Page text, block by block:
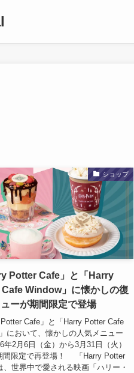
ショップ
Potter Cafe」と「Harry
Cafe Window」に懐かしの復
ーが期間限定で登場
Potter Cafe」と「Harry Potter Cafe
において、懐かしの人気メニュー
年2月6日（金）から3月31日（火）
間限定で再登場！ 「Harry Potter
、世界中で愛される映画「ハリー・